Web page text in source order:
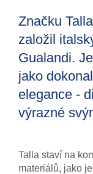
Značku
založil
Gualandi.
jako
elegance -
výrazné
Talla staví na
materiálů, jako